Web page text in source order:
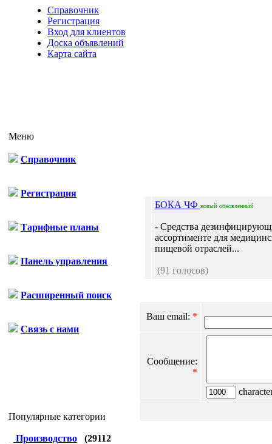
Справочник
Регистрация
Вход для клиентов
Доска объявлений
Карта сайта
Меню
Справочник
Регистрация
Тарифные планы
Панель управления
Расширенный поиск
Связь с нами
Популярные категории
Производство (29112
БОКА ЧФ новый обновленный
- Средства
ассортименте для
пищевой отраслей...
(91 голосов)
Ваш email: *
Сообщение:
*